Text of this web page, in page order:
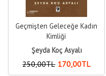
Geçmişten Geleceğe Kadın
Kimliği
Şeyda Koç Asyalı
250,00TL 170,00TL